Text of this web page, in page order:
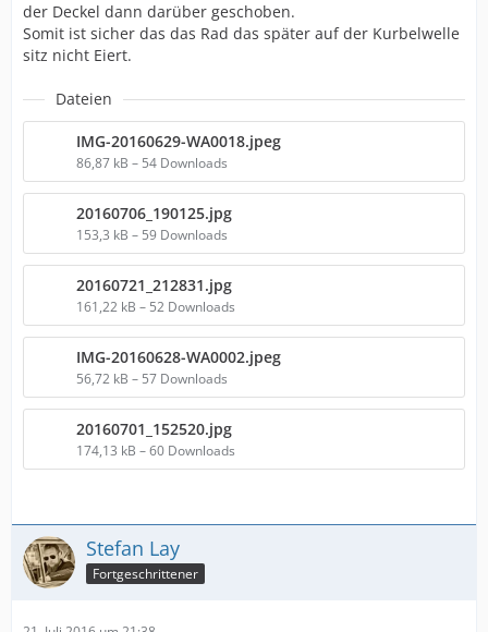
der Deckel dann darüber geschoben.
Somit ist sicher das das Rad das später auf der Kurbelwelle
sitz nicht Eiert.
Dateien
IMG-20160629-WA0018.jpeg
86,87 kB – 54 Downloads
20160706_190125.jpg
153,3 kB – 59 Downloads
20160721_212831.jpg
161,22 kB – 52 Downloads
IMG-20160628-WA0002.jpeg
56,72 kB – 57 Downloads
20160701_152520.jpg
174,13 kB – 60 Downloads
Stefan Lay
Fortgeschrittener